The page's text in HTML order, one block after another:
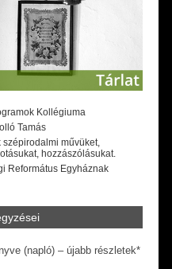
Kollégiuma
Tamás
szépirodalmi művüket,
hozzászólásukat.
Református Egyháznak
(napló) – újabb részletek*